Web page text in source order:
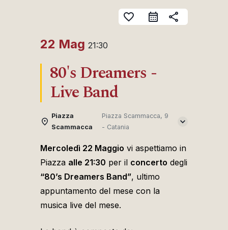
favorite_border share
22 Mag 21:30
80's Dreamers -
Live Band
Piazza
Scammacca
Piazza Scammacca, 9
- Catania
Mercoledì 22 Maggio vi aspettiamo in
Piazza alle 21:30 per il concerto degli
“80’s Dreamers Band”, ultimo
appuntamento del mese con la
musica live del mese.